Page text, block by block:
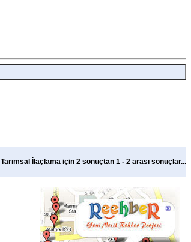
Tarımsal İlaçlama için 2 sonuçtan 1 - 2 arası sonuçlar...